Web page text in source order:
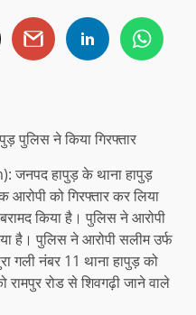
पुलिस ने किया गिरफ्तार
जनपद हापुड़ के थाना हापुड़
को गिरफ्तार कर लिया
किया है। पुलिस ने आरोपी
है। पुलिस ने आरोपी सलीम उर्फ
गली नंबर 11 थाना हापुड़ को
रामपुर रोड से शिवगढ़ी जाने वाले